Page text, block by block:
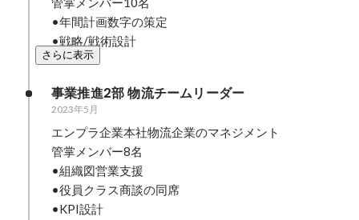
•年間計画数字の策定
•戦略/戦術設計
さらに表示
事業推進2部 物流チームリーダー
2023年5月
エンプラ企業本社物流企業のマネジメント
管掌メンバー8名
•組織図営業支援
•役員クラス商談の同席
•KPI設計